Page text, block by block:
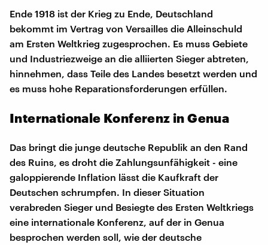
Ende 1918 ist der Krieg zu Ende, Deutschland
bekommt im Vertrag von Versailles die Alleinschuld
am Ersten Weltkrieg zugesprochen. Es muss Gebiete
und Industriezweige an die alliierten Sieger abtreten,
hinnehmen, dass Teile des Landes besetzt werden und
es muss hohe Reparationsforderungen erfüllen.
Internationale Konferenz in Genua
Das bringt die junge deutsche Republik an den Rand
des Ruins, es droht die Zahlungsunfähigkeit - eine
galoppierende Inflation lässt die Kaufkraft der
Deutschen schrumpfen. In dieser Situation
verabreden Sieger und Besiegte des Ersten Weltkriegs
eine internationale Konferenz, auf der in Genua
besprochen werden soll, wie der deutsche